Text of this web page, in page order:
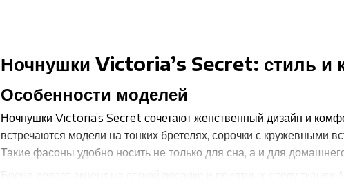
Ночнушки Victoria’s Secret: стиль и
Особенности моделей
Ночнушки Victoria’s Secret сочетают женственный дизайн и
встречаются модели на тонких бретелях, сорочки с
Такие фасоны удобно носить не только для сна, а и для